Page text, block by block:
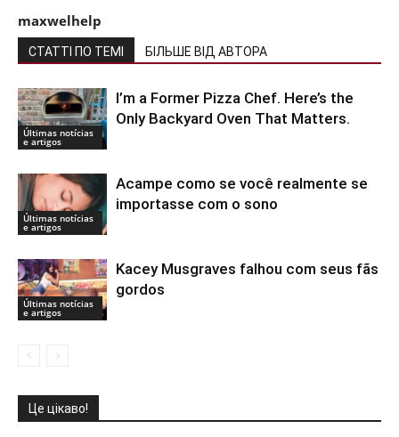
maxwelhelp
СТАТТІ ПО ТЕМІ БІЛЬШЕ ВІД АВТОРА
Últimas notícias
e artigos
I’m a Former Pizza Chef. Here’s the
Only Backyard Oven That Matters.
Últimas notícias
e artigos
Acampe como se você realmente se
importasse com o sono
Últimas notícias
e artigos
Kacey Musgraves falhou com seus fãs
gordos
Це цікаво!